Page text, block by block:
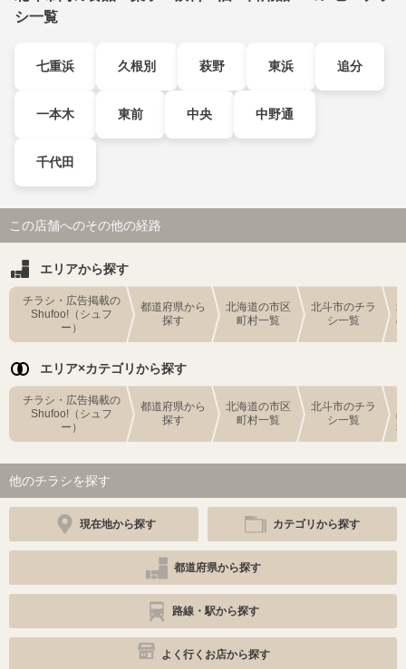
シ一覧
七重浜 久根別 萩野 東浜 追分
一本木 東前 中央 中野通
千代田
この店舗へのその他の経路
エリアから探す
チラシ・広告掲載の
Shufoo!（シュフ
ー）
都道府県から
探す
北海道の市区
町村一覧
北斗市のチラ
シ一覧
エリア×カテゴリから探す
チラシ・広告掲載の
Shufoo!（シュフ
ー）
都道府県から
探す
北海道の市区
町村一覧
北斗市のチラ
シ一覧
他のチラシを探す
現在地から探す カテゴリから探す
都道府県から探す
路線・駅から探す
よく行くお店から探す